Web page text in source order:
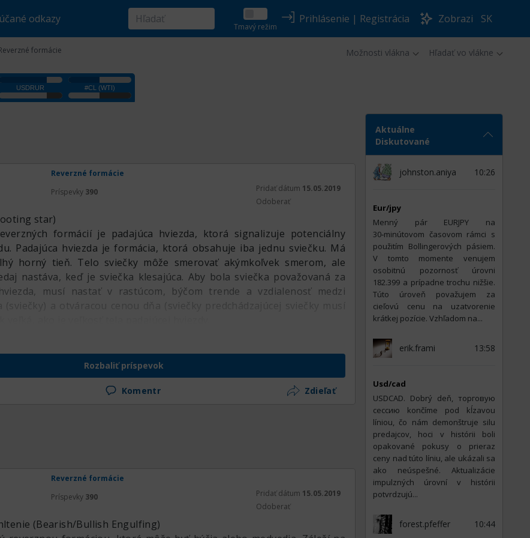
odkazy
Tmavý režim
Prihlásenie | Registrácia Zobrazi SK
formácie Možnosti vlákna Hľadať vo vlákne
Reverzné formácie
Príspevky 390 Pridať dátum 15.05.2019
Odoberať
star)
formácií je padajúca hviezda, ktorá signalizuje potenciálny
Padajúca hviezda je formácia, ktorá obsahuje iba jednu sviečku. Má
horný tieň. Telo sviečky môže smerovať akýmkoľvek smerom, ale
nastáva, keď je sviečka klesajúca. Aby bola sviečka považovaná za
musí nastať v rastúcom, býčom trende a vzdialenosť medzi
(sviečky) a otváracou cenou dňa (sviečky predchádzajúcej sviečky musí
Rozbaliť príspevok
Komentr Zdieľať
Reverzné formácie
Príspevky 390 Pridať dátum 15.05.2019
Odoberať
(Bearish/Bullish Engulfing)
Aktuálne
Diskutované
johnston.aniya 10:26
Eur/jpy
Menný pár EURJPY na
30‑minútovom časovom rámci s
použitím Bollingerových pásiem.
V tomto momente venujem
osobitnú pozornosť úrovni
182.399 a prípadne trochu nižšie.
Túto úroveň považujem za
cieľovú cenu na uzatvorenie
krátkej pozície. Vzhľadom na...
erik.frami 13:58
Usd/cad
USDCAD. Dobrý deň, торговую
сессию končíme pod kĺzavou
líniou, čo nám demonštruje silu
predajcov, hoci v histórii boli
opakované pokusy o prieraz
ceny nad túto líniu, ale ukázali sa
ako neúspešné. Aktualizácie
impulzných úrovní v histórii
potvrdzujú...
forest.pfeffer 10:44